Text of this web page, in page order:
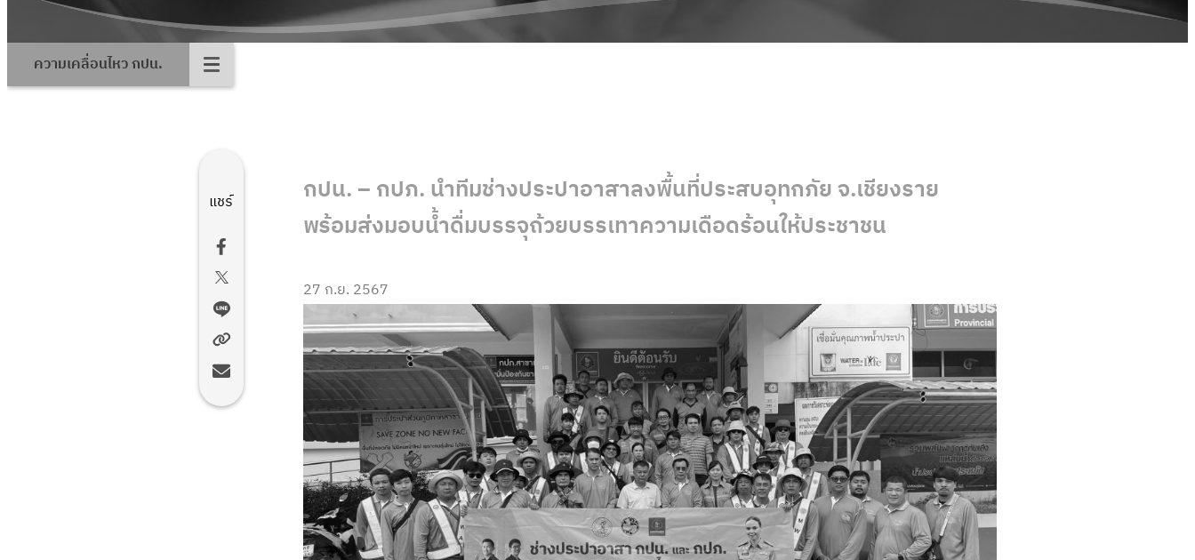
ความเคลื่อนไหว กปน.
แชร์
กปน. – กปภ. นำทีมช่างประปาอาสาลงพื้นที่ประสบอุทกภัย จ.เชียงราย
พร้อมส่งมอบน้ำดื่มบรรจุถ้วยบรรเทาความเดือดร้อนให้ประชาชน
27 ก.ย. 2567